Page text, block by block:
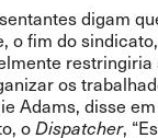
digam
o fim do
restringiria
os
Adams, disse
oDispatcher, “